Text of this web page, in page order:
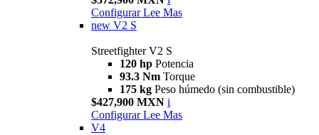
Configurar Lee Mas
new V2 S
Streetfighter V2 S
120 hp Potencia
93.3 Nm Torque
175 kg Peso húmedo (sin combustible)
$427,900 MXN i
Configurar Lee Mas
V4